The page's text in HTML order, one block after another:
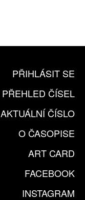
PŘIHLÁSIT SE
PŘEHLED ČÍSEL
AKTUÁLNÍ ČÍSLO
O ČASOPISE
ART CARD
FACEBOOK
INSTAGRAM